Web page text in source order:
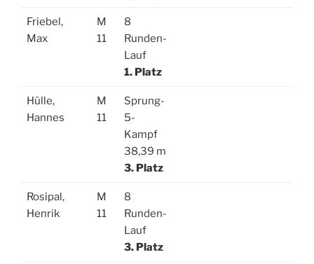
Friebel,
Max
M
11
8
Runden-
Lauf
1. Platz
Hülle,
Hannes
M
11
Sprung-
5-
Kampf
38,39 m
3. Platz
Rosipal,
Henrik
M
11
8
Runden-
Lauf
3. Platz